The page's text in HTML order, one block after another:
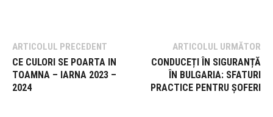
ARTICOLUL PRECEDENT
CE CULORI SE POARTA IN
TOAMNA – IARNA 2023 –
2024
ARTICOLUL URMĂTOR
CONDUCEȚI ÎN SIGURANȚĂ
ÎN BULGARIA: SFATURI
PRACTICE PENTRU ȘOFERI